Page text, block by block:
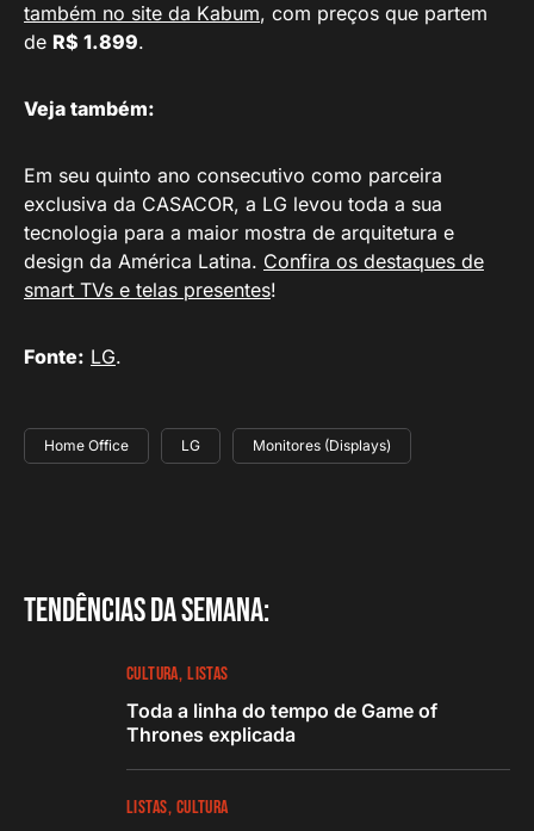
também no site da Kabum, com preços que partem
de R$ 1.899.
Veja também:
Em seu quinto ano consecutivo como parceira
exclusiva da CASACOR, a LG levou toda a sua
tecnologia para a maior mostra de arquitetura e
design da América Latina. Confira os destaques de
smart TVs e telas presentes!
Fonte: LG.
Home Office LG Monitores (Displays)
Tendências da semana:
CULTURA LISTAS
Toda a linha do tempo de Game of
Thrones explicada
LISTAS CULTURA